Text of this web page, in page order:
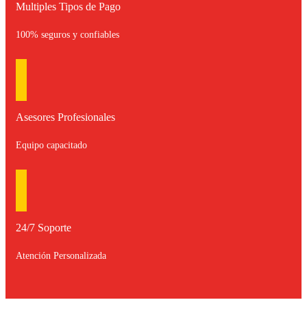
Multiples Tipos de Pago
100% seguros y confiables
Asesores Profesionales
Equipo capacitado
24/7 Soporte
Atención Personalizada